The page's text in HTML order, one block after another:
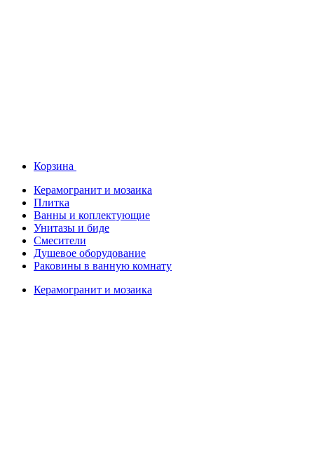
Корзина
Керамогранит и мозаика
Плитка
Ванны и коплектующие
Унитазы и биде
Смесители
Душевое оборудование
Раковины в ванную комнату
Керамогранит и мозаика